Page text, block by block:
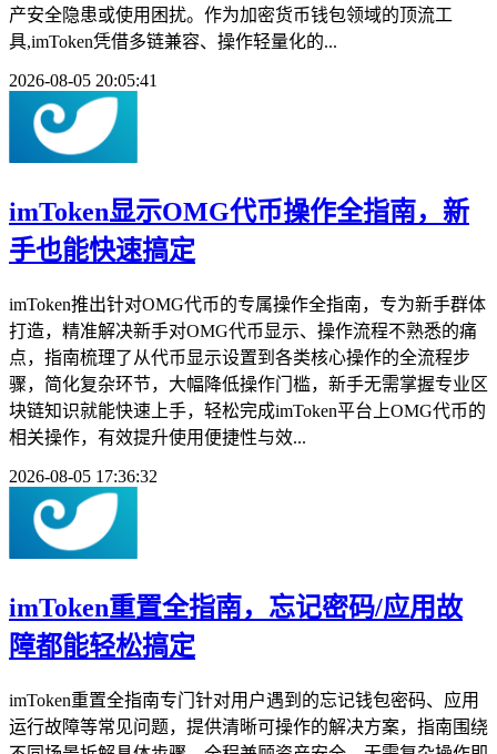
产安全隐患或使用困扰。作为加密货币钱包领域的顶流工
具,imToken凭借多链兼容、操作轻量化的...
2026-08-05 20:05:41
imToken显示OMG代币操作全指南，新
手也能快速搞定
imToken推出针对OMG代币的专属操作全指南，专为新手群体
打造，精准解决新手对OMG代币显示、操作流程不熟悉的痛
点，指南梳理了从代币显示设置到各类核心操作的全流程步
骤，简化复杂环节，大幅降低操作门槛，新手无需掌握专业区
块链知识就能快速上手，轻松完成imToken平台上OMG代币的
相关操作，有效提升使用便捷性与效...
2026-08-05 17:36:32
imToken重置全指南，忘记密码/应用故
障都能轻松搞定
imToken重置全指南专门针对用户遇到的忘记钱包密码、应用
运行故障等常见问题，提供清晰可操作的解决方案，指南围绕